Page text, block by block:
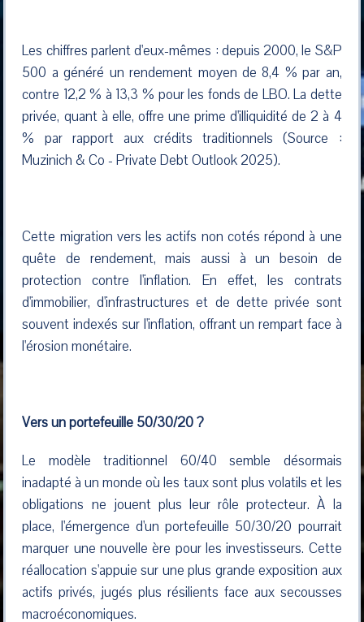
Les chiffres parlent d'eux-mêmes : depuis 2000, le S&P
500 a généré un rendement moyen de 8,4 % par an,
contre 12,2 % à 13,3 % pour les fonds de LBO. La dette
privée, quant à elle, offre une prime d'illiquidité de 2 à 4
% par rapport aux crédits traditionnels (Source :
Muzinich & Co - Private Debt Outlook 2025).
Cette migration vers les actifs non cotés répond à une
quête de rendement, mais aussi à un besoin de
protection contre l'inflation. En effet, les contrats
d'immobilier, d'infrastructures et de dette privée sont
souvent indexés sur l'inflation, offrant un rempart face à
l'érosion monétaire.
Vers un portefeuille 50/30/20 ?
Le modèle traditionnel 60/40 semble désormais
inadapté à un monde où les taux sont plus volatils et les
obligations ne jouent plus leur rôle protecteur. À la
place, l'émergence d'un portefeuille 50/30/20 pourrait
marquer une nouvelle ère pour les investisseurs. Cette
réallocation s'appuie sur une plus grande exposition aux
actifs privés, jugés plus résilients face aux secousses
macroéconomiques.